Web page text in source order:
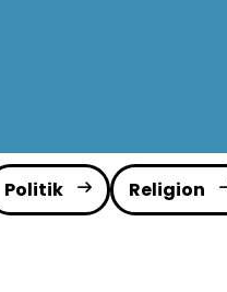
Politik Religion